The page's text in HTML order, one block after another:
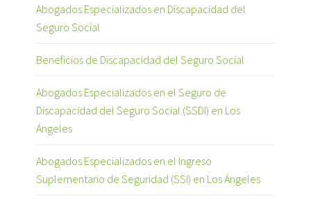
Abogados Especializados en Discapacidad del
Seguro Social
Beneficios de Discapacidad del Seguro Social
Abogados Especializados en el Seguro de
Discapacidad del Seguro Social (SSDI) en Los
Ángeles
Abogados Especializados en el Ingreso
Suplementario de Seguridad (SSI) en Los Ángeles